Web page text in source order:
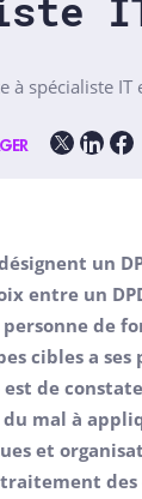
à spécialiste IT
un
entre un
de
cibles a
de
mal à
et
des